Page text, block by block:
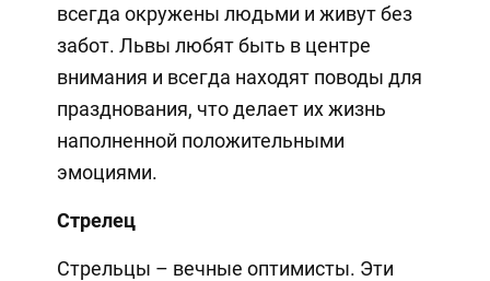
всегда окружены людьми и живут без
забот. Львы любят быть в центре
внимания и всегда находят поводы для
празднования, что делает их жизнь
наполненной положительными
эмоциями.
Стрелец
Стрельцы – вечные оптимисты. Эти